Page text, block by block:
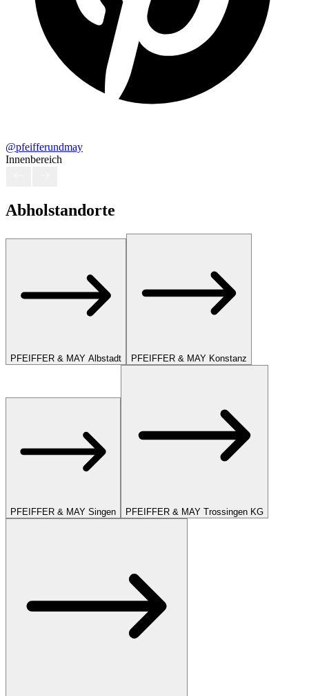
@pfeifferundmay
Innenbereich
Abholstandorte
PFEIFFER & MAY Albstadt PFEIFFER & MAY Konstanz
PFEIFFER & MAY Singen PFEIFFER & MAY Trossingen KG